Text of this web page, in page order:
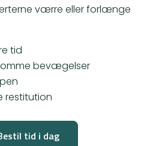
værre eller forlænge
tid
bevægelser
restitution
tid i dag